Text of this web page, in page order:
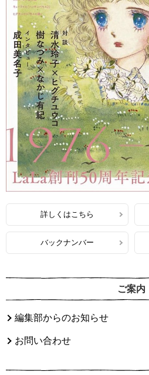
詳しくはこちら
バックナンバー
ご案内
編集部からのお知らせ
お問い合わせ